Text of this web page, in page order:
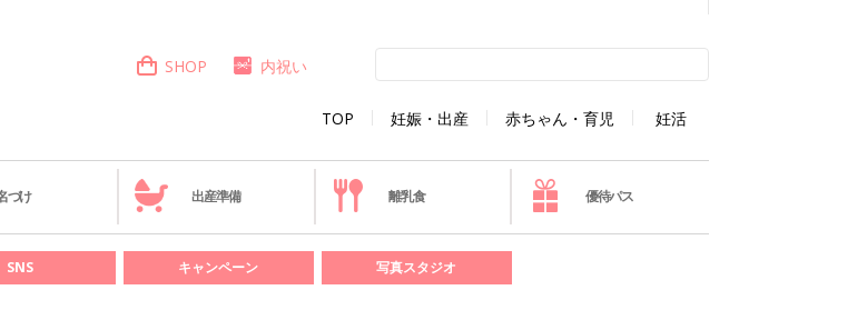
TOP 妊娠・出産 赤ちゃん・育児 妊活
SHOP 内祝い
づけ 出産準備 離乳食 優待パス
SNS キャンペーン 写真スタジオ